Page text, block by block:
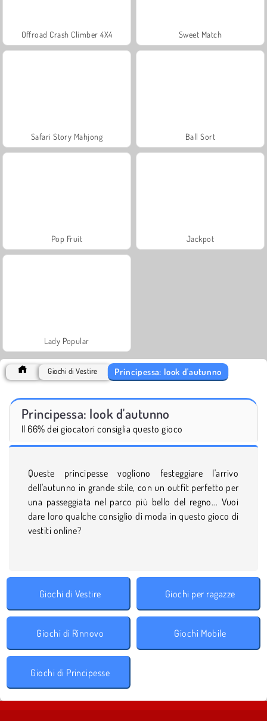
Offroad Crash Climber 4X4 Sweet Match
Safari Story Mahjong Ball Sort
Pop Fruit Jackpot
Lady Popular
Giochi di Vestire Principessa: look d'autunno
Principessa: look d'autunno
Il 66% dei giocatori consiglia questo gioco
Queste principesse vogliono festeggiare l'arrivo
dell'autunno in grande stile, con un outfit perfetto per
una passeggiata nel parco più bello del regno... Vuoi
dare loro qualche consiglio di moda in questo gioco di
vestiti online?
Giochi di Vestire Giochi per ragazze
Giochi di Rinnovo Giochi Mobile
Giochi di Principesse